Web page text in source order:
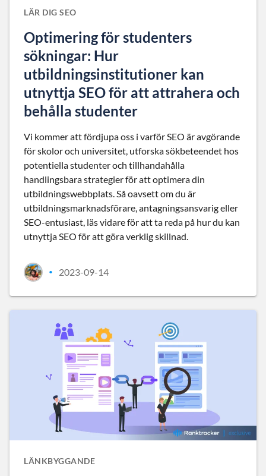
LÄR DIG SEO
Optimering för studenters
sökningar: Hur
utbildningsinstitutioner kan
utnyttja SEO för att attrahera och
behålla studenter
Vi kommer att fördjupa oss i varför SEO är avgörande
för skolor och universitet, utforska sökbeteendet hos
potentiella studenter och tillhandahålla
handlingsbara strategier för att optimera din
utbildningswebbplats. Så oavsett om du är
utbildningsmarknadsförare, antagningsansvarig eller
SEO-entusiast, läs vidare för att ta reda på hur du kan
utnyttja SEO för att göra verklig skillnad.
• 2023-09-14
LÄNKBYGGANDE